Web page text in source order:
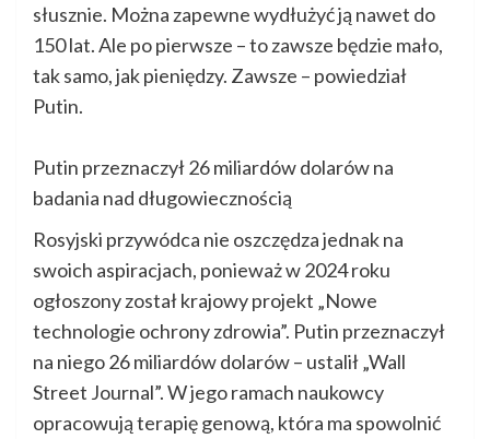
słusznie. Można zapewne wydłużyć ją nawet do
150 lat. Ale po pierwsze – to zawsze będzie mało,
tak samo, jak pieniędzy. Zawsze – powiedział
Putin.
Putin przeznaczył 26 miliardów dolarów na
badania nad długowiecznością
Rosyjski przywódca nie oszczędza jednak na
swoich aspiracjach, ponieważ w 2024 roku
ogłoszony został krajowy projekt „Nowe
technologie ochrony zdrowia”. Putin przeznaczył
na niego 26 miliardów dolarów – ustalił „Wall
Street Journal”. W jego ramach naukowcy
opracowują terapię genową, która ma spowolnić